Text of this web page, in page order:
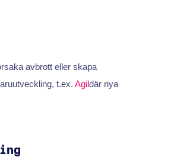
avbrott eller skapa
t.ex. Agildär nya